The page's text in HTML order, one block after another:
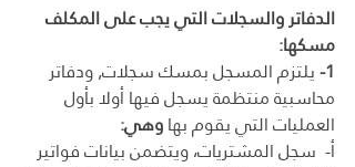
الدفاتر والسجلات التي يجب على المكلف
مسكها:
1- يلتزم المسجل بمسك سجلات, ودفاتر
محاسبية منتظمة يسجل فيها أولا بأول
العمليات التي يقوم بها وهي:
أ-  سجل المشتريات، ويتضمن بيانات فواتير